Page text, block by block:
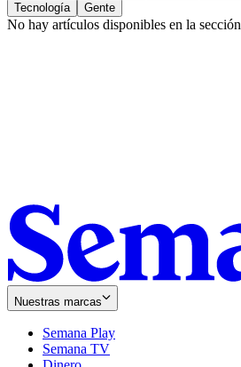
Tecnología
Gente
No hay artículos disponibles en la sección
Nuestras marcas
Semana Play
Semana TV